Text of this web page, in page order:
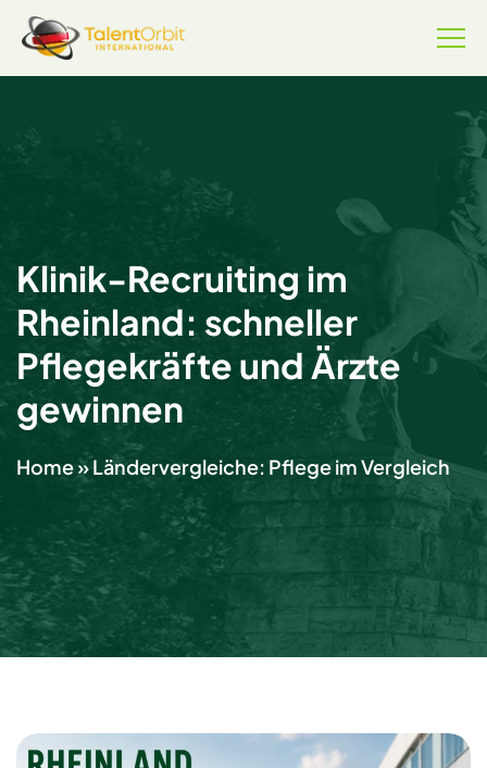
Klinik-Recruiting im
Rheinland: schneller
Pflegekräfte und Ärzte
gewinnen
Home»Ländervergleiche: Pflege im Vergleich